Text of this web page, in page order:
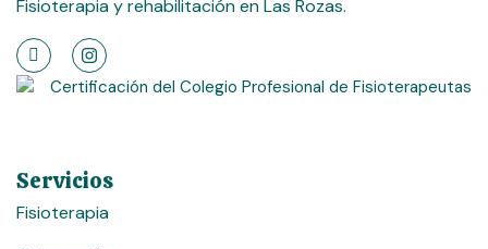
Fisioterapia y rehabilitación en Las Rozas.
Servicios
Fisioterapia